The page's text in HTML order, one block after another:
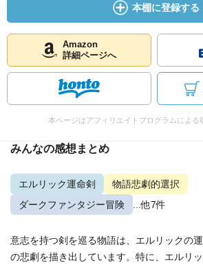
本棚に登録する
Amazon
詳細ページへ
本ページはアフィリエイトプログラムによる
みんなの感想まとめ
エルリック運命剣
物語悲劇的選択
ダークファンタジー冒険
...他7件
意志を持つ剣を巡る物語は、エルリックの
の悲劇を描き出しています。特に、エルリ